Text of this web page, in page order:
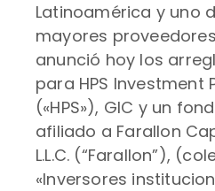
Latinoamérica y uno
mayores
anunció hoy los
para HPS Investment
(«HPS»), GIC y un
afiliado a Farallon
L.L.C. (“Farallon”),
«Inversores